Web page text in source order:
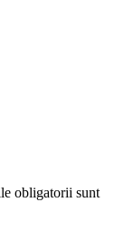
obligatorii sunt